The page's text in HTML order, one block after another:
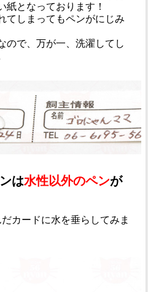
紙となっております！
てしまってもペンがにじみ
ので、万が一、洗濯してし
は水性以外のペンが
カードに水を垂らしてみま